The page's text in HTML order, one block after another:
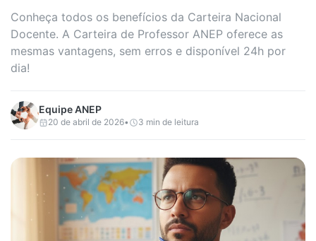
Conheça todos os benefícios da Carteira Nacional
Docente. A Carteira de Professor ANEP oferece as
mesmas vantagens, sem erros e disponível 24h por
dia!
EquipeANEP
20 de abril de 2026• 3 min de leitura